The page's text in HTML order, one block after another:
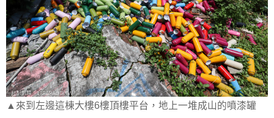
▲來到左邊這棟大樓6樓頂樓平台，地上一堆成山的噴漆罐